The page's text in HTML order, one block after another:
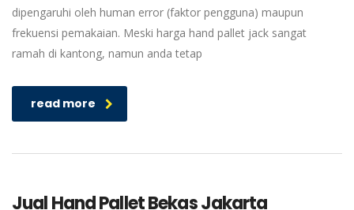
dipengaruhi oleh human error (faktor pengguna) maupun
frekuensi pemakaian. Meski harga hand pallet jack sangat
ramah di kantong, namun anda tetap
read more
Jual Hand Pallet Bekas Jakarta